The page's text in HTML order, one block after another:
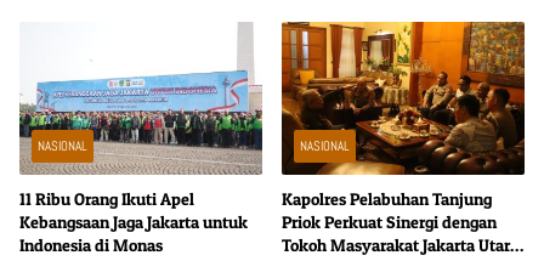
NASIONAL
11 Ribu Orang Ikuti Apel
Kebangsaan Jaga Jakarta untuk
Indonesia di Monas
NASIONAL
Kapolres Pelabuhan Tanjung
Priok Perkuat Sinergi dengan
Tokoh Masyarakat Jakarta Utara,